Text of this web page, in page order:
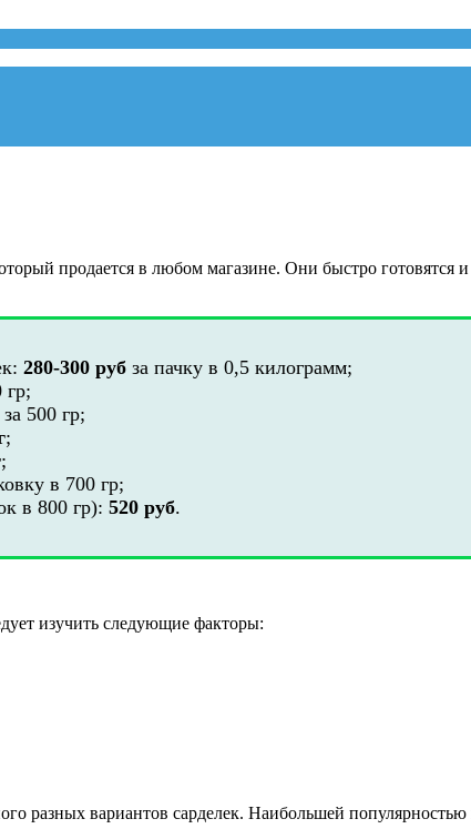
продается в любом магазине. Они быстро
280-300 руб за пачку в 0,5 килограмм;
гр;
за 500 гр;
;
;
в 700 гр;
в 800 гр): 520 руб.
изучить следующие факторы:
разных вариантов сарделек. Наибольшей